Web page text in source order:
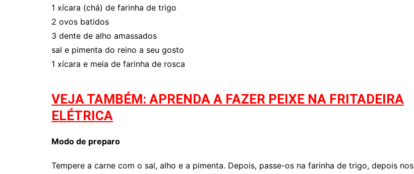
1 xícara (chá) de farinha de trigo
2 ovos batidos
3 dente de alho amassados
sal e pimenta do reino a seu gosto
1 xícara e meia de farinha de rosca
VEJA TAMBÉM: APRENDA A FAZER PEIXE NA FRITADEIRA
ELÉTRICA
Modo de preparo
Tempere a carne com o sal, alho e a pimenta. Depois, passe-os na farinha de trigo, depois nos